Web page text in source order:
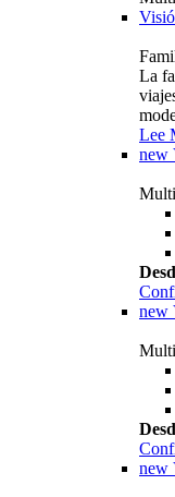
La
Lee
new
new
new